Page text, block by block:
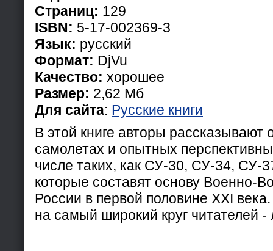
Страниц: 129
ISBN: 5-17-002369-3
Язык: русский
Формат: DjVu
Качество: хорошее
Размер: 2,62 Мб
Для сайта: Русские книги
В этой книге авторы
самолетах и опытных
числе таких, как СУ-30, СУ-34, СУ-
которые составят основу Военно-
России в первой половине XXI
на самый широкий круг читателей